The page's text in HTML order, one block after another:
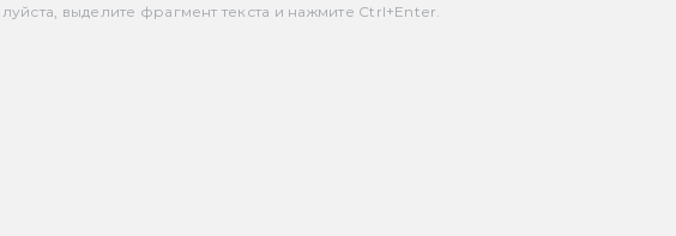
выделите фрагмент текста и нажмите Ctrl+Enter.